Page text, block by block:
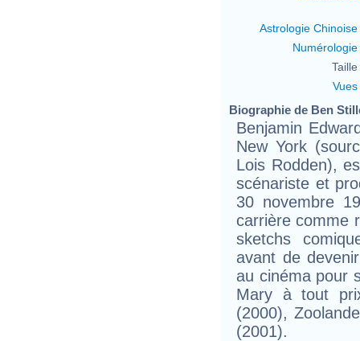
Astrologie Chinoise
Numérologie
Taille
Vues
Biographie de Ben
Benjamin
New York
Lois Rodden),
scénariste et
30 novembre
carrière comme
sketchs
avant de
au cinéma pour
Mary à tout
(2000),
(2001).